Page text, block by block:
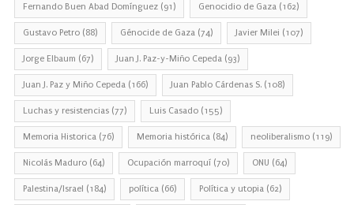
Fernando Buen Abad Domínguez (91) Genocidio de Gaza (162)
Gustavo Petro (88) Génocide de Gaza (74) Javier Milei (107)
Jorge Elbaum (67) Juan J. Paz-y-Miño Cepeda (93)
Juan J. Paz y Miño Cepeda (166) Juan Pablo Cárdenas S. (108)
Luchas y resistencias (77) Luis Casado (155)
Memoria Historica (76) Memoria histórica (84) neoliberalismo (119)
Nicolás Maduro (64) Ocupación marroquí (70) ONU (64)
Palestina/Israel (184) política (66) Política y utopia (62)